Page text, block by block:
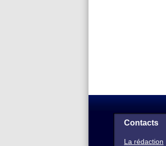
Contacts
La rédaction